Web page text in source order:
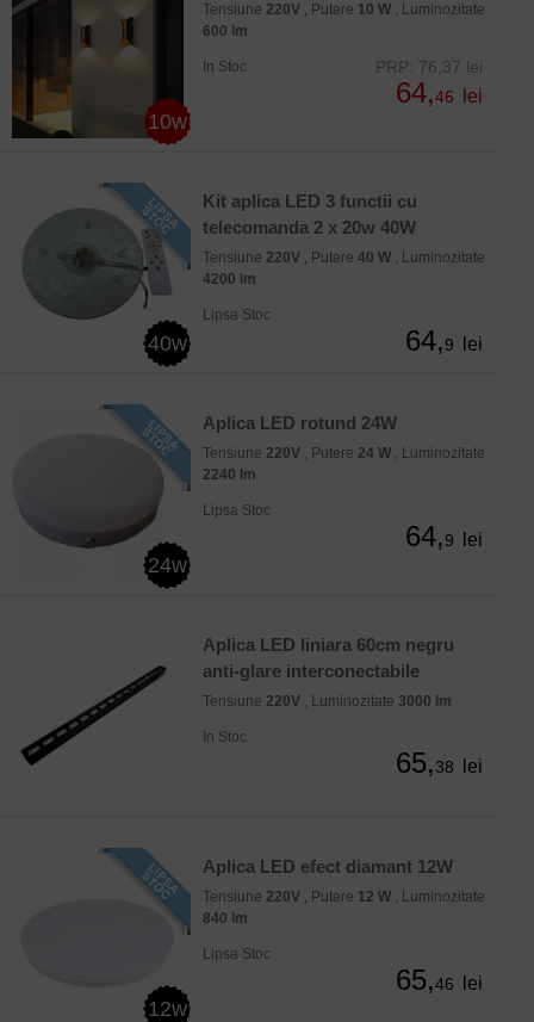
10w
Tensiune 220V , Putere 10 W , Luminozitate
600 lm
In Stoc PRP: 76,37 lei
64,46 lei
40w
Kit aplica LED 3 functii cu
telecomanda 2 x 20w 40W
Tensiune 220V , Putere 40 W , Luminozitate
4200 lm
Lipsa Stoc
64,9 lei
24w
Aplica LED rotund 24W
Tensiune 220V , Putere 24 W , Luminozitate
2240 lm
Lipsa Stoc
64,9 lei
Aplica LED liniara 60cm negru
anti-glare interconectabile
Tensiune 220V , Luminozitate 3000 lm
In Stoc
65,38 lei
12w
Aplica LED efect diamant 12W
Tensiune 220V , Putere 12 W , Luminozitate
840 lm
Lipsa Stoc
65,46 lei